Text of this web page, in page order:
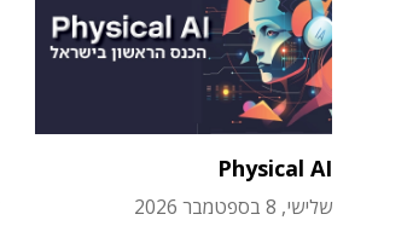
Physical AI
שלישי, 8 בספטמבר 2026